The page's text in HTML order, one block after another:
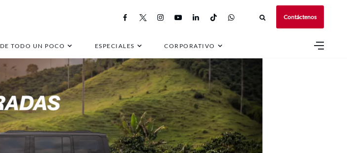
Contáctenos
DE TODO UN POCO ESPECIALES CORPORATIVO